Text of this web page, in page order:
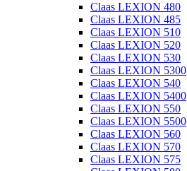
Claas LEXION 480
Claas LEXION 485
Claas LEXION 510
Claas LEXION 520
Claas LEXION 530
Claas LEXION 5300
Claas LEXION 540
Claas LEXION 5400
Claas LEXION 550
Claas LEXION 5500
Claas LEXION 560
Claas LEXION 570
Claas LEXION 575